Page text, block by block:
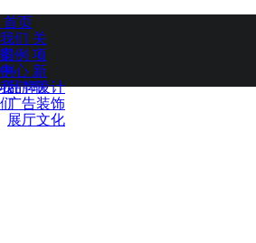
首页
们 关
例 项
品牌设计
广告装饰
展厅文化
心 新
们 联